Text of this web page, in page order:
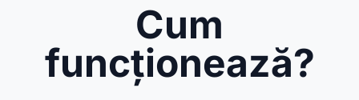
Cum
funcționează?